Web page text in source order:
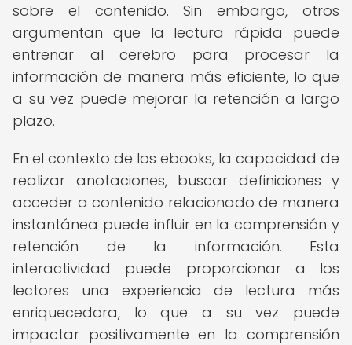
sobre el contenido. Sin embargo, otros
argumentan que la lectura rápida puede
entrenar al cerebro para procesar la
información de manera más eficiente, lo que
a su vez puede mejorar la retención a largo
plazo.
En el contexto de los ebooks, la capacidad de
realizar anotaciones, buscar definiciones y
acceder a contenido relacionado de manera
instantánea puede influir en la comprensión y
retención de la información. Esta
interactividad puede proporcionar a los
lectores una experiencia de lectura más
enriquecedora, lo que a su vez puede
impactar positivamente en la comprensión